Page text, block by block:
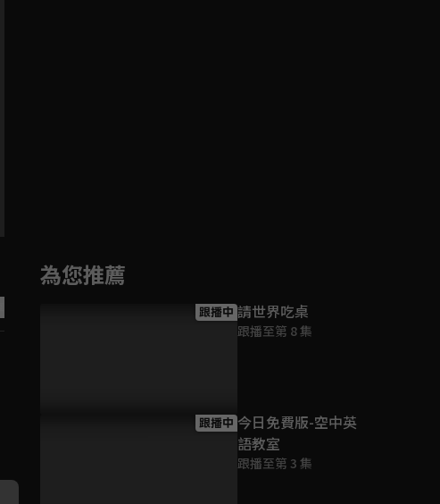
為您推薦
跟播中 請世界吃桌
跟播至第 8 集
跟播中 今日免費版-空中英
語教室
跟播至第 3 集